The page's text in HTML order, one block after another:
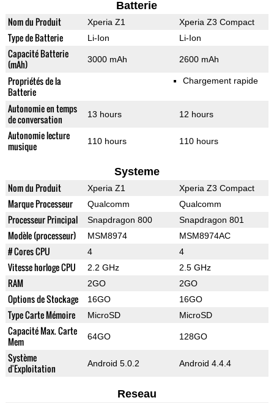
Batterie
Nom du Produit Xperia Z1 Xperia Z3 Compact
Type de Batterie Li-Ion Li-Ion
Capacité Batterie
(mAh)
3000 mAh 2600 mAh
Propriétés de la
Batterie
Chargement rapide
Autonomie en temps
de conversation
13 hours 12 hours
Autonomie lecture
musique
110 hours 110 hours
Systeme
Nom du Produit Xperia Z1 Xperia Z3 Compact
Marque Processeur Qualcomm Qualcomm
Processeur Principal Snapdragon 800 Snapdragon 801
Modèle (processeur) MSM8974 MSM8974AC
# Cores CPU 4 4
Vitesse horloge CPU 2.2 GHz 2.5 GHz
RAM 2GO 2GO
Options de Stockage 16GO 16GO
Type Carte Mémoire MicroSD MicroSD
Capacité Max. Carte
Mem
64GO 128GO
Système
d'Exploitation
Android 5.0.2 Android 4.4.4
Reseau